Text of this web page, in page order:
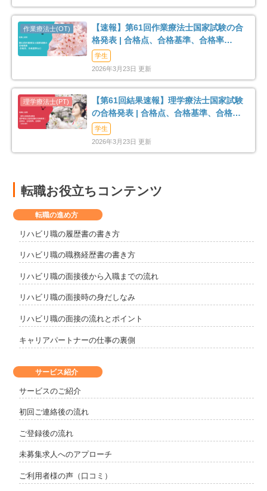
【速報】第61回作業療法士国家試験の合
格発表 | 合格点、合格基準、合格率
（2026年）
学生
2026年3月23日 更新
【第61回結果速報】理学療法士国家試験
の合格発表 | 合格点、合格基準、合格率
（2026年）
学生
2026年3月23日 更新
転職お役立ちコンテンツ
サービス紹介
サービスのご紹介
初回ご連絡後の流れ
ご登録後の流れ
未募集求人へのアプローチ
ご利用者様の声（口コミ）
転職の進め方
リハビリ職の履歴書の書き方
リハビリ職の職務経歴書の書き方
リハビリ職の面接後から入職までの流れ
リハビリ職の面接時の身だしなみ
リハビリ職の面接の流れとポイント
キャリアパートナーの仕事の裏側